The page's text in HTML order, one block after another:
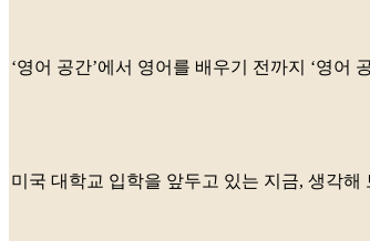
‘영어 공간’에서 영어를 배우기 전까지 ‘영
미국 대학교 입학을 앞두고 있는 지금, 생각